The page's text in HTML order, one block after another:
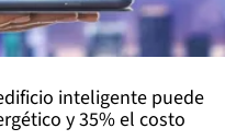
inteligente puede
y 35% el costo